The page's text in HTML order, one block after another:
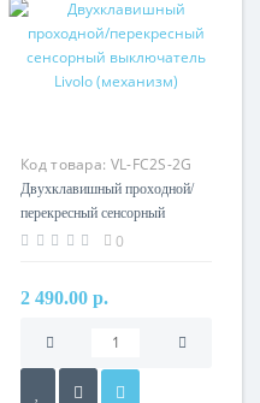
Код товара: VL-FC2S-2G
Двухклавишный проходной/
перекресный сенсорный
выключатель Livolo
0
2 490.00 р.